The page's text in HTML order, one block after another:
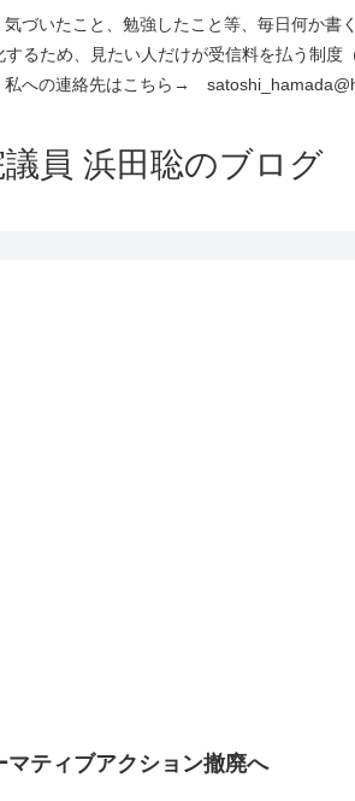
づいたこと、勉強したこと等、毎日何か書
るため、見たい人だけが受信料を払う制
私への連絡先はこちら→
員 浜田聡のブログ
マティブアクション撤廃へ